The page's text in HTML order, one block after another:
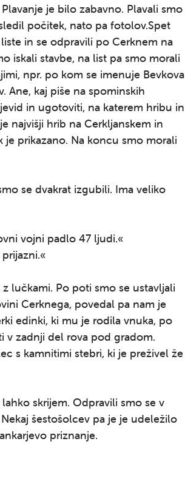
je bilo zabavno. Plavali smo
počitek, nato pa fotolov.Spet
in se odpravili po Cerknem na
iskali stavbe, na list pa smo morali
npr. po kom se imenuje Bevkova
Ane, kaj piše na spominskih
in ugotoviti, na katerem hribu in
najvišji hrib na Cerkljanskem in
prikazano. Na koncu smo morali
se dvakrat izgubili. Ima veliko
vojni padlo 47 ljudi.«
lučkami. Po poti smo se ustavljali
Cerknega, povedal pa nam je
edinki, ki mu je rodila vnuka, po
v zadnji del rova pod gradom.
s kamnitimi stebri, ki je preživel že
skrijem. Odpravili smo se v
šestošolcev pa je je udeležilo
priznanje.